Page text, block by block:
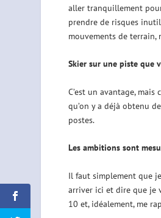
aller tranquillement
prendre de risques
mouvements de terrain,
Skier sur une piste que
C’est un avantage,
qu’on y a déjà obtenu
postes.
Les ambitions sont
Il faut simplement que
arriver ici et dire que je
10 et, idéalement, me